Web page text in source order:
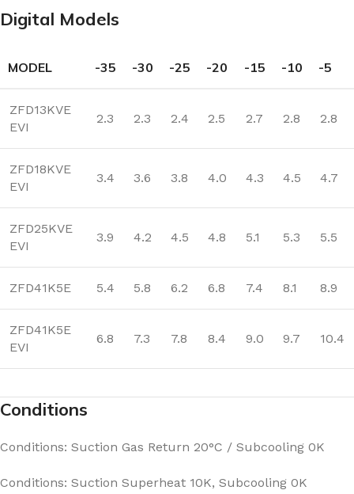
Digital Models
MODEL -35 -30 -25 -20 -15 -10 -5
ZFD13KVE
EVI
2.3 2.3 2.4 2.5 2.7 2.8 2.8
ZFD18KVE
EVI
3.4 3.6 3.8 4.0 4.3 4.5 4.7
ZFD25KVE
EVI
3.9 4.2 4.5 4.8 5.1 5.3 5.5
ZFD41K5E 5.4 5.8 6.2 6.8 7.4 8.1 8.9
ZFD41K5E
EVI
6.8 7.3 7.8 8.4 9.0 9.7 10.4
Conditions
Conditions: Suction Gas Return 20°C / Subcooling 0K
Conditions: Suction Superheat 10K, Subcooling 0K